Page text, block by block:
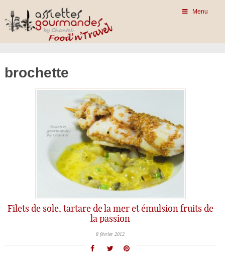
Menu
brochette
Filets de sole, tartare de la mer et émulsion fruits de
la passion
8 février 2012